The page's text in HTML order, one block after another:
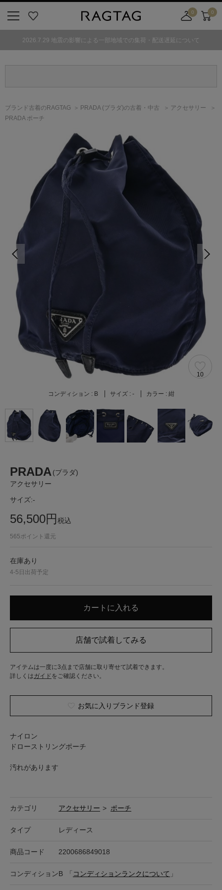
気
0
舗
カ
ト
0
2026.7.29 地震の影響による一部地域での集荷・配送遅延について
ブランド古着のRAGTAG PRADA (プラダ)の古着・中古
アクセサリー
PRADA ポーチ
10
コンディション : B サイズ : - カラー : 紺
PRADA (プラダ)
アクセサリー
サイズ:-
56,500円税込
565ポイント還元
在庫あり
4-5日出荷予定
アイテムは一度に3点まで店舗に取り寄せて試着できます。
詳しくはガイド をご確認ください。
お気に入りブランド登録
ナイロン
ドローストリングポーチ
汚れがあります
カテゴリ アクセサリー > ポーチ
タイプ レディース
商品コード 2200686849018
コンディションB 「 コンディションランクについて 」